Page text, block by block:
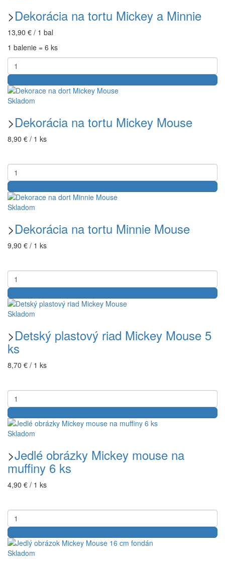
>Dekorácia na tortu Mickey a Minnie
13,90 € / 1 bal
1 balenie = 6 ks
Skladom
>Dekorácia na tortu Mickey Mouse
8,90 € / 1 ks
Skladom
>Dekorácia na tortu Minnie Mouse
9,90 € / 1 ks
Skladom
>Detský plastový riad Mickey Mouse 5
ks
8,70 € / 1 ks
Skladom
>Jedlé obrázky Mickey mouse na
muffiny 6 ks
4,90 € / 1 ks
Skladom